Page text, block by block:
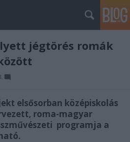
jégtörés romák
elsősorban középiskolás
roma-magyar
programja a